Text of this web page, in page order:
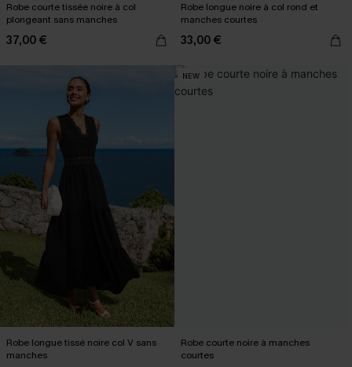
Robe courte tissée noire à col
plongeant sans manches
37,00 €
Robe longue noire à col rond et
manches courtes
33,00 €
Robe longue tissé noire col V sans
manches
NEW
Robe courte noire à manches
courtes